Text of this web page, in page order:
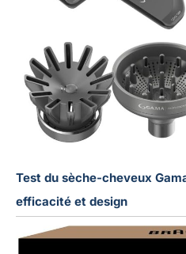
Test du sèche-cheveux
efficacité et design